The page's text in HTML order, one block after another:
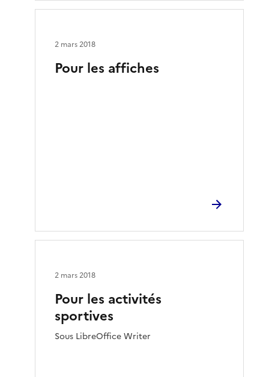
Pour les affiches
2 mars 2018
Pour les activités
sportives
Sous LibreOffice Writer
2 mars 2018